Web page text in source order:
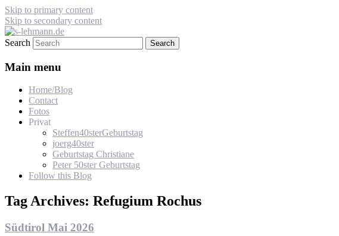
Skip to primary content
Skip to secondary content
s-lehmann.de
Search
Main menu
Home/Blog
Contact
Fotos
Privat
Steffen40sterGeburtstag
joerg40ster
Geburtstag Christiane
Peter 50ster Geburtstag
Follow this Blog
Tag Archives: Refugium Rochus
Südtirol Mai 2026